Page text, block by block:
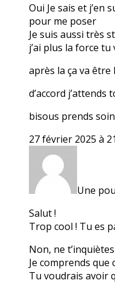
Oui Je sais et j’en
pour me poser
Je suis aussi très
j’ai plus la force tu
après la ça va être
d’accord j’attends
bisous prends
27 février 2025 à
Une
Salut !
Trop cool ! Tu es
Non, ne
Je comprends que
Tu voudrais avoir